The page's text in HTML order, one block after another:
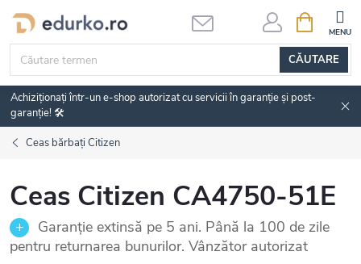
Treci
conținut
CĂUTARE
DE
Achiziționați într-un e-shop autorizat cu servicii în garanție și post-
garanție! 🛠️
Ceas bărbați Citizen
Ceas Citizen CA4750-51E
Garanție extinsă pe 5 ani. Până la 100 de zile
pentru returnarea bunurilor. Vânzător autorizat